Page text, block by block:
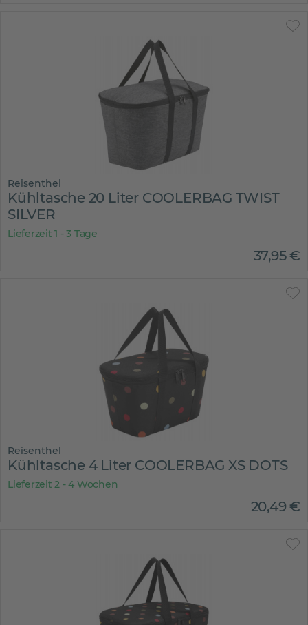
Reisenthel
Kühltasche 20 Liter COOLERBAG TWIST
SILVER
Lieferzeit 1 - 3 Tage
37,95€
Reisenthel
Kühltasche 4 Liter COOLERBAG XS DOTS
Lieferzeit 2 - 4 Wochen
20,49€